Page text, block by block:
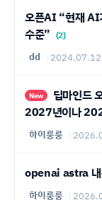
오픈AI “현재 AI
수준” (2)
dd 2024.07.12
New
2027년이나
하이룽룽
openai astra 내
하이룽룽